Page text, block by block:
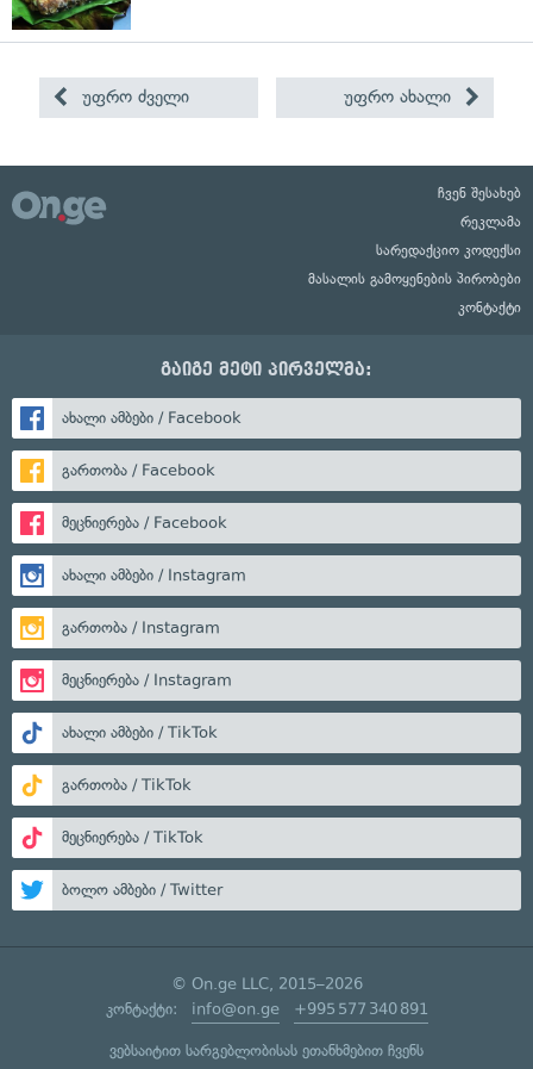
უფრო ძველი უფრო ახალი
ჩვენ შესახებ
რეკლამა
სარედაქციო კოდექსი
მასალის გამოყენების პირობები
კონტაქტი
გაიგე მეტი პირველმა:
ახალი ამბები / Facebook
გართობა / Facebook
მეცნიერება / Facebook
ახალი ამბები / Instagram
გართობა / Instagram
მეცნიერება / Instagram
ახალი ამბები / TikTok
გართობა / TikTok
მეცნიერება / TikTok
ბოლო ამბები / Twitter
© On.ge LLC, 2015–2026
კონტაქტი: info@on.ge +995 577 340 891
ვებსაიტით სარგებლობისას ეთანხმებით ჩვენს